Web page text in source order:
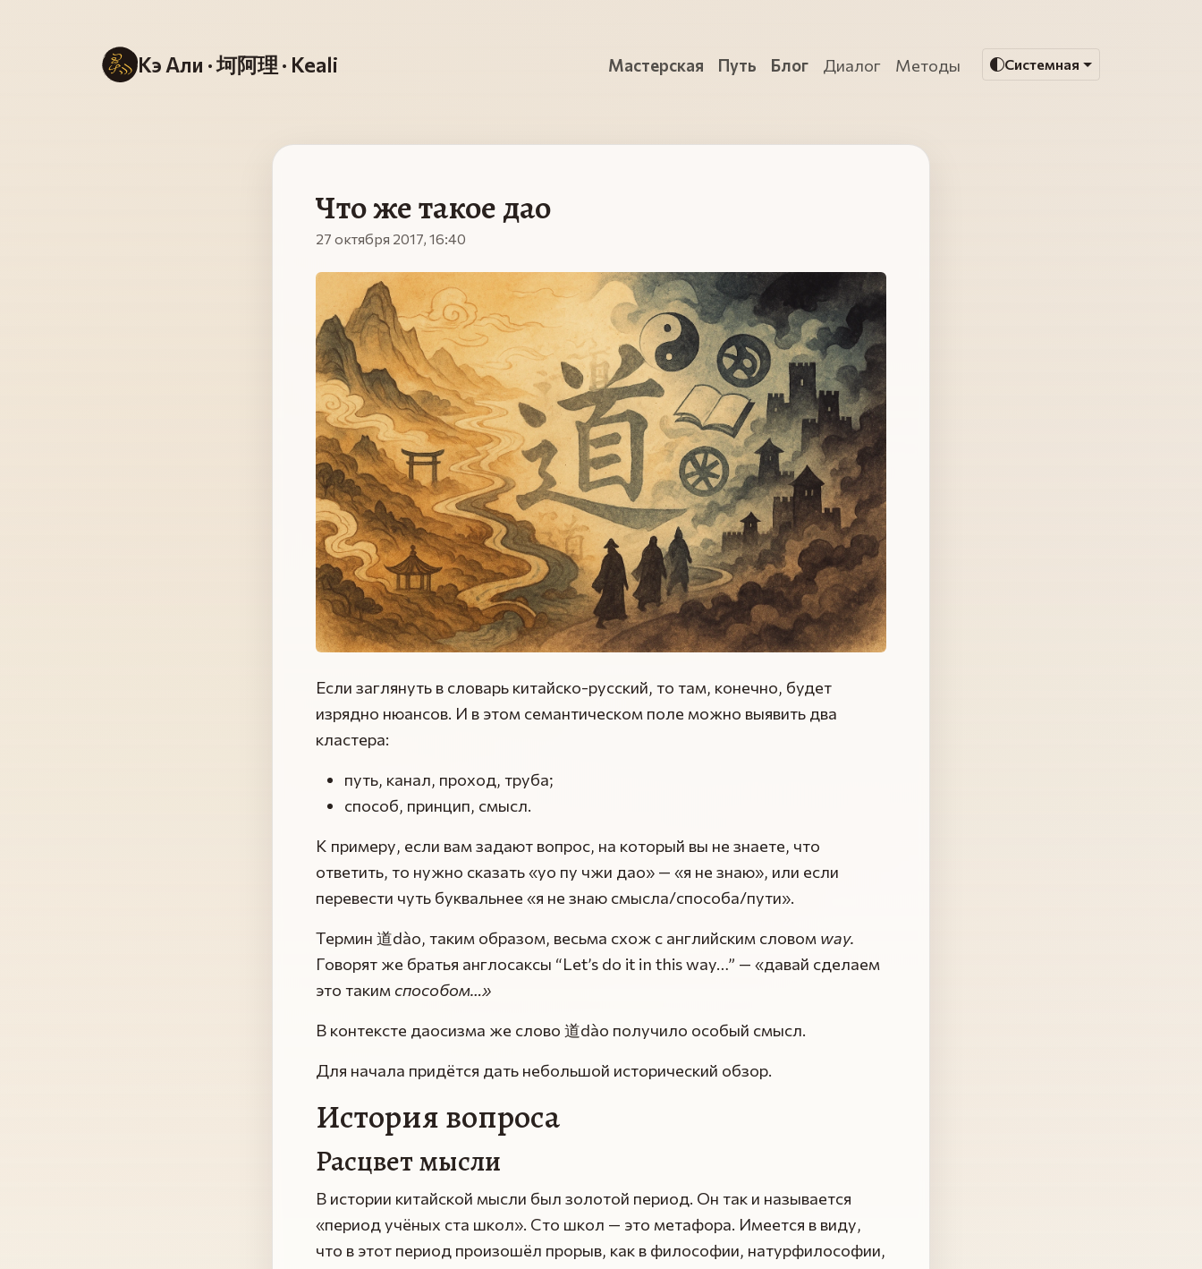
Кэ Али · 坷阿理 · Keali Мастерская Путь Блог Диалог Методы Системная
Что же такое дао
27 октября 2017, 16:40
Если заглянуть в словарь китайско-русский, то там, конечно, будет
изрядно нюансов. И в этом семантическом поле можно выявить два
кластера:
путь, канал, проход, труба;
способ, принцип, смысл.
К примеру, если вам задают вопрос, на который вы не знаете, что
ответить, то нужно сказать «уо пу чжи дао» — «я не знаю», или если
перевести чуть буквальнее «я не знаю смысла/способа/пути».
Термин 道dào, таким образом, весьма схож с английским словом way.
Говорят же братья англосаксы “Let’s do it in this way…” — «давай сделаем
это таким способом…»
В контексте даосизма же слово 道dào получило особый смысл.
Для начала придётся дать небольшой исторический обзор.
История вопроса
Расцвет мысли
В истории китайской мысли был золотой период. Он так и называется
«период учёных ста школ». Сто школ — это метафора. Имеется в виду,
что в этот период произошёл прорыв, как в философии, натурфилософии,